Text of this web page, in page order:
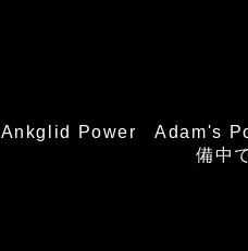
Ankglid Power Adam's
備中